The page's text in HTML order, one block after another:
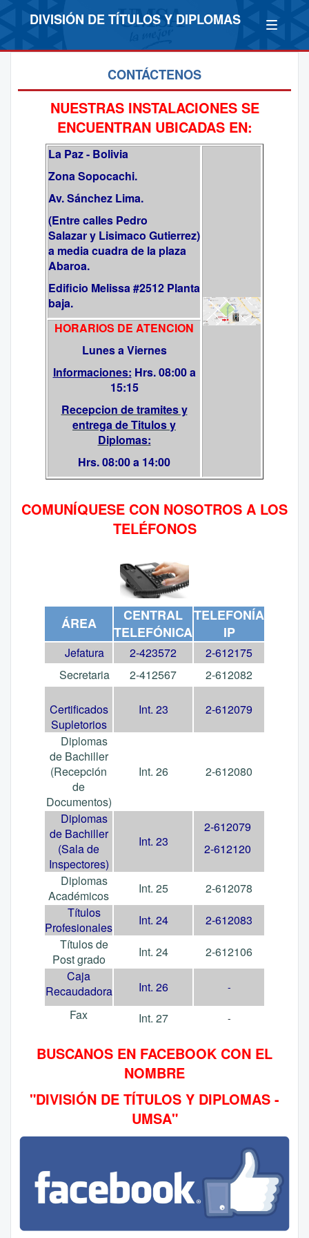
DIVISIÓN DE TÍTULOS Y DIPLOMAS
CONTÁCTENOS
NUESTRAS INSTALACIONES SE
ENCUENTRAN UBICADAS EN:
La Paz - Bolivia
Zona Sopocachi.
Av. Sánchez Lima.
(Entre calles Pedro
Salazar y Lisimaco Gutierrez)
a media cuadra de la plaza
Abaroa.
Edificio Melissa #2512 Planta
baja.
HORARIOS DE ATENCION
Lunes a Viernes
Informaciones: Hrs. 08:00 a
15:15
Recepcion de tramites y
entrega de Titulos y
Diplomas:
Hrs. 08:00 a 14:00
COMUNÍQUESE CON NOSOTROS A LOS
TELÉFONOS
ÁREA
CENTRAL
TELEFÓNICA
TELEFONÍA
IP
Jefatura 2-423572
2-612175
Secretaria
2-412567 2-612082
Certificados
Supletorios
Int. 23
2-612079
Diplomas
de Bachiller
(Recepción
de
Documentos)
Int. 26 2-612080
Diplomas
de Bachiller
(Sala de
Inspectores)
Int. 23
2-612079
2-612120
Diplomas
Académicos
Int. 25
2-612078
Títulos
Profesionales
Int. 24
2-612083
Títulos de
Post grado
Int. 24
2-612106
Caja
Recaudadora
Int. 26 -
Fax Int. 27 -
BUSCANOS EN FACEBOOK CON EL
NOMBRE
"DIVISIÓN DE TÍTULOS Y DIPLOMAS -
UMSA"